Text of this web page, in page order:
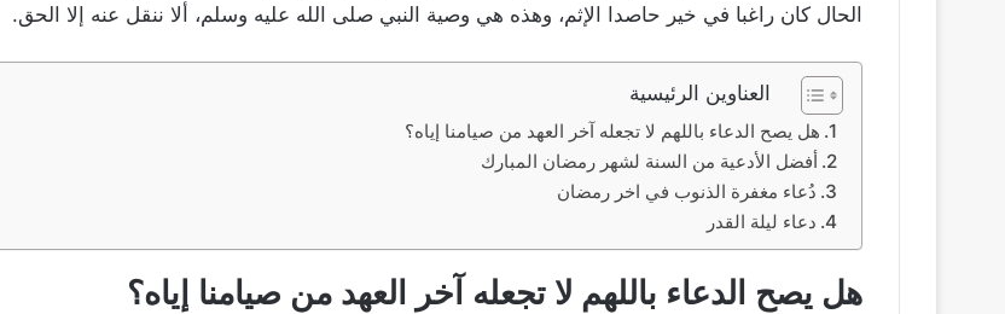
الحال كان راغبا في خير حاصدا الإثم، وهذه هي وصية النبي صلى الله عليه وسلم، ألا ننقل عنه إلا الحق.
العناوين الرئيسية
هل يصح الدعاء باللهم لا تجعله آخر العهد من صيامنا إياه؟
أفضل الأدعية من السنة لشهر رمضان المبارك
دُعاء مغفرة الذنوب في اخر رمضان
دعاء ليلة القدر
هل يصح الدعاء باللهم لا تجعله آخر العهد من صيامنا إياه؟